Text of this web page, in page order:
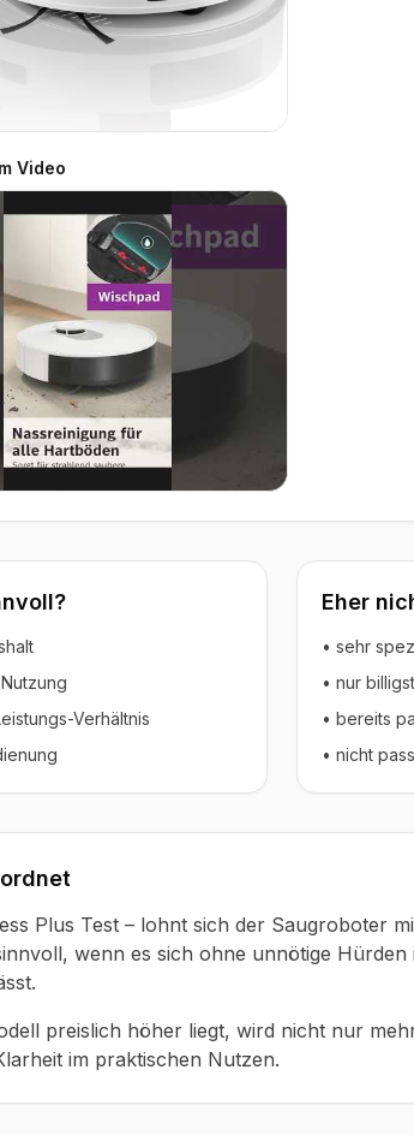
Video
Verhältnis
Eher
• sehr
• nur
• bereits
• nicht
Plus Test – lohnt sich der Saugroboter
wenn es sich ohne unnötige Hürden
preislich höher liegt, wird nicht nur
im praktischen Nutzen.